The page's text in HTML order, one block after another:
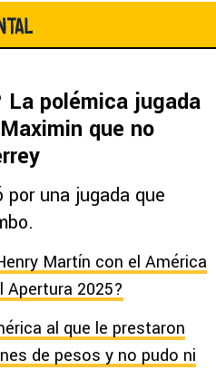
La polémica jugada
que no
una jugada que
Martín con el América
Apertura 2025?
al que le prestaron
de pesos y no pudo ni